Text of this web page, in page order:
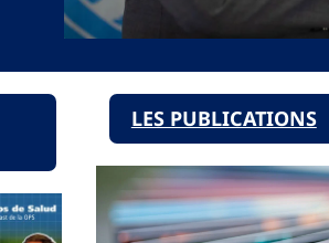
LES PUBLICATIONS